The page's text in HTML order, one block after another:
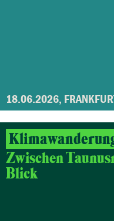
18.06.2026,
Zwischen
Blick